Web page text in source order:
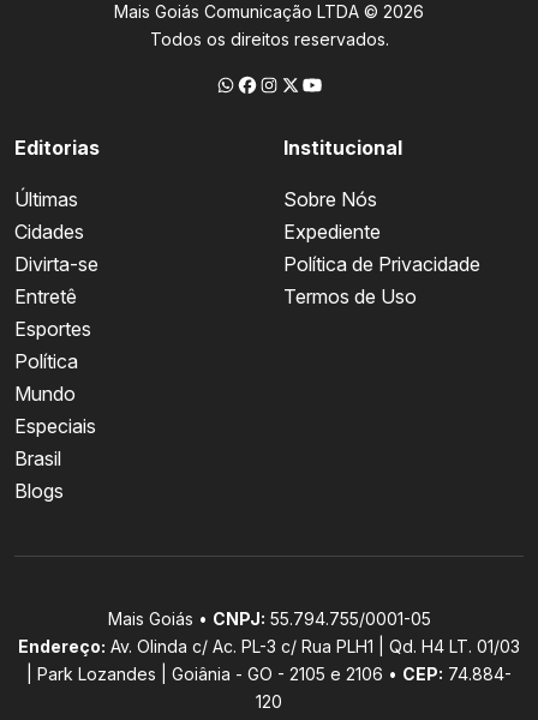
Mais Goiás Comunicação LTDA © 2026
Todos os direitos reservados.
Editorias
Últimas
Cidades
Divirta-se
Entretê
Esportes
Política
Mundo
Especiais
Brasil
Blogs
Institucional
Sobre Nós
Expediente
Política de Privacidade
Termos de Uso
Mais Goiás • CNPJ: 55.794.755/0001-05
Endereço: Av. Olinda c/ Ac. PL-3 c/ Rua PLH1 | Qd. H4 LT. 01/03
| Park Lozandes | Goiânia - GO - 2105 e 2106 • CEP: 74.884-
120